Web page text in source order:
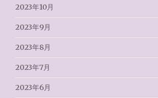
2023年10月
2023年9月
2023年8月
2023年7月
2023年6月